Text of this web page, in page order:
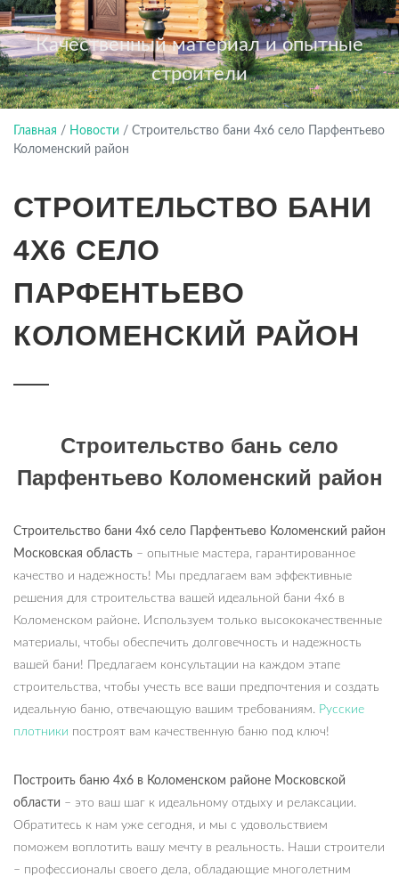
Качественный материал и опытные
строители
Главная / Новости / Строительство бани 4х6 село Парфентьево
Коломенский район
СТРОИТЕЛЬСТВО БАНИ
4Х6 СЕЛО
ПАРФЕНТЬЕВО
КОЛОМЕНСКИЙ РАЙОН
Строительство бань село
Парфентьево Коломенский район
Строительство бани 4х6 село
Парфентьево Коломенский район
Московская область – опытные мастера, гарантированное
качество и надежность! Мы предлагаем вам эффективные
решения для строительства вашей идеальной бани 4х6 в
Коломенском районе. Используем только высококачественные
материалы, чтобы обеспечить долговечность и надежность
вашей бани! Предлагаем консультации на каждом этапе
строительства, чтобы учесть все ваши предпочтения и создать
идеальную баню, отвечающую вашим требованиям. Русские
плотники построят вам качественную баню под ключ!
Построить баню 4х6 в Коломенском районе Московской
области – это ваш шаг к идеальному отдыху и релаксации.
Обратитесь к нам уже сегодня, и мы с удовольствием
поможем воплотить вашу мечту в реальность. Наши строители
– профессионалы своего дела, обладающие многолетним